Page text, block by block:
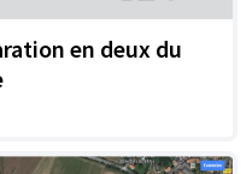
en deux du